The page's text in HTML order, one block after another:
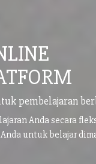
pembelajaran
Anda secara
untuk belajar